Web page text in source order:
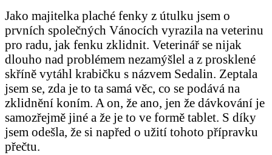
Jako majitelka plaché fenky z útulku jsem o
prvních společných Vánocích vyrazila na veterinu
pro radu, jak fenku zklidnit. Veterinář se nijak
dlouho nad problémem nezamýšlel a z prosklené
skříně vytáhl krabičku s názvem Sedalin. Zeptala
jsem se, zda je to ta samá věc, co se podává na
zklidnění koním. A on, že ano, jen že dávkování je
samozřejmě jiné a že je to ve formě tablet. S díky
jsem odešla, že si napřed o užití tohoto přípravku
přečtu.